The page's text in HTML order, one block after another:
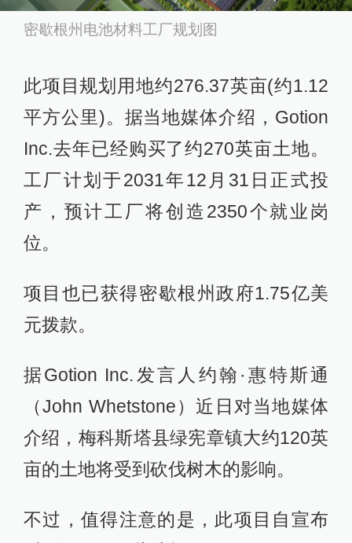
密歇根州电池材料工厂规划图
此项目规划用地约276.37英亩(约1.12
平方公里)。据当地媒体介绍，Gotion
Inc.去年已经购买了约270英亩土地。
工厂计划于2031年12月31日正式投
产，预计工厂将创造2350个就业岗
位。
项目也已获得密歇根州政府1.75亿美
元拨款。
据Gotion Inc.发言人约翰·惠特斯通
（John Whetstone）近日对当地媒体
介绍，梅科斯塔县绿宪章镇大约120英
亩的土地将受到砍伐树木的影响。
不过，值得注意的是，此项目自宣布